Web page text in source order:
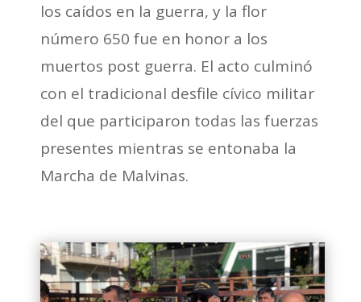
los caídos en la guerra, y la flor
número 650 fue en honor a los
muertos post guerra. El acto culminó
con el tradicional desfile cívico militar
del que participaron todas las fuerzas
presentes mientras se entonaba la
Marcha de Malvinas.